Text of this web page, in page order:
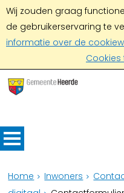
Wij zouden graag
de gebruikerservaring te
informatie over de
Home Inwoners